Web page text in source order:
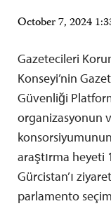
October 7, 2024
Gazetecileri
Konseyi’nin
Güvenliği
organizasyonun
araştırma heyeti
Gürcistan’ı
parlamento